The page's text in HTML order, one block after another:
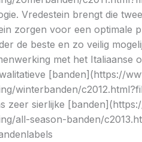
Vredestein brengt die
zorgen voor een optimale
de beste en zo veilig
met het Italiaanse
[banden](https://
winterbanden/
zeer sierlijke
all-season-banden/